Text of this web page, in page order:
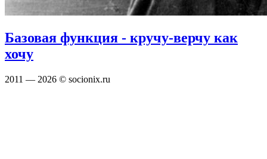
Базовая функция - кручу-верчу как
хочу
2011 — 2026 © socionix.ru